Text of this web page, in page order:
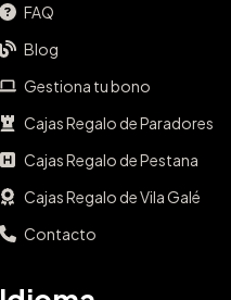
FAQ
Blog
Gestiona tu bono
Cajas Regalo de Paradores
Cajas Regalo de Pestana
Cajas Regalo de Vila Galé
Contacto